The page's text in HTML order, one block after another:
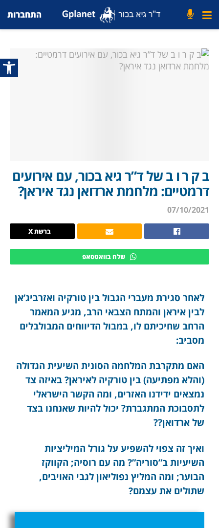
פתח
התחברות
ב ק ר ו ב של ד”ר גיא בכור, עם אירועים
דרמטיים: מלחמת ארדואן נגד איראן?
07/10/2021
ברשת X
שלח בוואטסאפ
לאחר סגירת מעברי הגבול בין טורקיה ואזרביג’אן
לבין איראן והמתח הצבאי הרב, מגיע המאמר
הרחב שחיכיתם לו, במבול הדיווחים המבולבלים
מסביב:
האם מתקרבת המלחמה הסונית השיעית הגדולה
(והלא מפתיעה) בין טורקיה לאיראן? באיזה צד
נמצאים ידידנו האזרים, ומה הקשר הישראלי
לתסבוכת המתגברת? יכול להיות שאנחנו בצד
של ארדואן??
ואיך זה צפוי להשפיע על גורל המיליציות
השיעיות ב”סוריה”? מה עם רוסיה; הקווקז
הבוער; ומה המליץ נפוליאון לגבי האויבים,
שתולים את עצמם?